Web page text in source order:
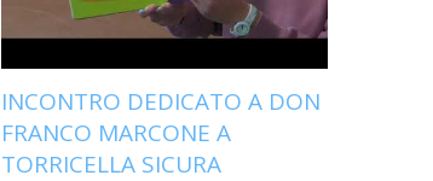
INCONTRO DEDICATO A DON
FRANCO MARCONE A
TORRICELLA SICURA